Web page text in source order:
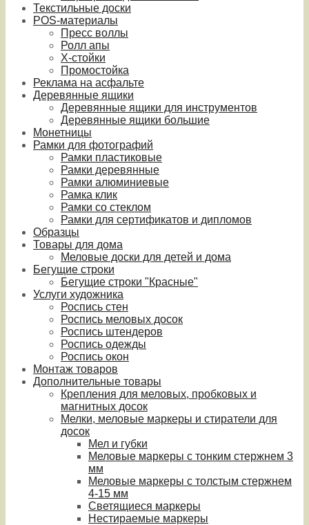
Текстильные доски
POS-материалы
Пресс воллы
Ролл апы
Х-стойки
Промостойка
Реклама на асфальте
Деревянные ящики
Деревянные ящики для инструментов
Деревянные ящики большие
Монетницы
Рамки для фотографий
Рамки пластиковые
Рамки деревянные
Рамки алюминиевые
Рамка клик
Рамки со стеклом
Рамки для сертификатов и дипломов
Образцы
Товары для дома
Меловые доски для детей и дома
Бегущие строки
Бегущие строки "Красные"
Услуги художника
Роспись стен
Роспись меловых досок
Роспись штендеров
Роспись одежды
Роспись окон
Монтаж товаров
Дополнительные товары
Крепления для меловых, пробковых и
магнитных досок
Мелки, меловые маркеры и стиратели для
досок
Мел и губки
Меловые маркеры с тонким стержнем 3
мм
Меловые маркеры с толстым стержнем
4-15 мм
Светящиеся маркеры
Нестираемые маркеры